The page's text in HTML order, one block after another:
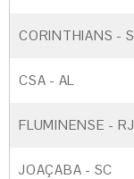
CORINTHIANS -
CSA - AL
FLUMINENSE - RJ
JOAÇABA - SC